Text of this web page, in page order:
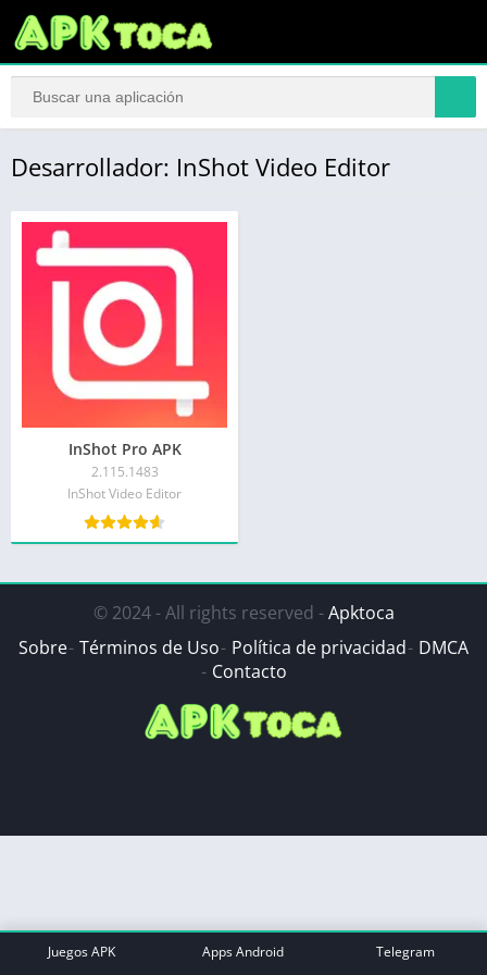
Desarrollador: InShot Video Editor
InShot Pro APK
2.115.1483
InShot Video Editor
© 2024 - All rights reserved -Apktoca
Sobre Términos de Uso Política de privacidad DMCA
Contacto
Juegos APK Apps Android Telegram